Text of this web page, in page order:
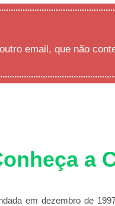
email, que não
a
em dezembro de